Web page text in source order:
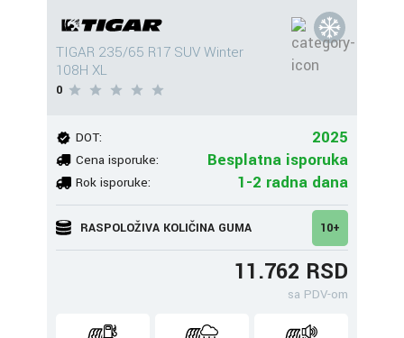
TIGAR 235/65 R17 SUV Winter
108H XL
0
DOT: 2025
Cena isporuke: Besplatna isporuka
Rok isporuke: 1-2 radna dana
RASPOLOŽIVA KOLIČINA GUMA 10+
11.762 RSD
sa PDV-om